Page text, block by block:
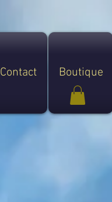
Contact Boutique